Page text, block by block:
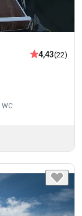
4,43(22)
WC